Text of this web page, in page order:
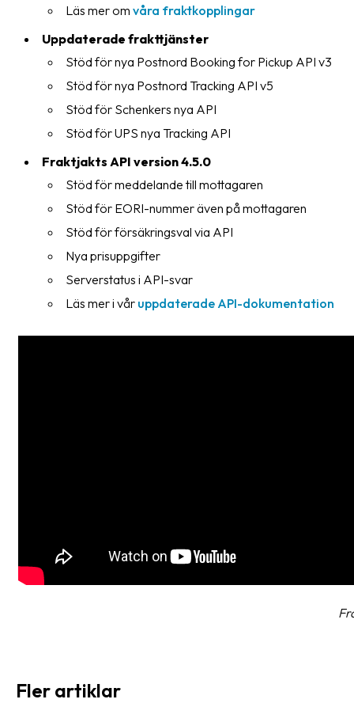
Läs mer om våra fraktkopplingar
Uppdaterade frakttjänster
Stöd för nya Postnord Booking for Pickup API v3
Stöd för nya Postnord Tracking API v5
Stöd för Schenkers nya API
Stöd för UPS nya Tracking API
Fraktjakts API version 4.5.0
Stöd för meddelande till mottagaren
Stöd för EORI-nummer även på mottagaren
Stöd för försäkringsval via API
Nya prisuppgifter
Serverstatus i API-svar
Läs mer i vår uppdaterade API-dokumentation
Fler artiklar